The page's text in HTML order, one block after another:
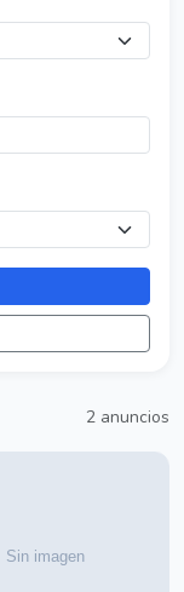
2 anuncios